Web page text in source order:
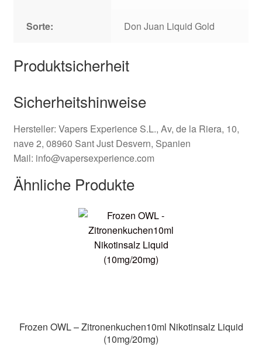
Sorte: Don Juan Liquid Gold
Produktsicherheit
Sicherheitshinweise
Hersteller: Vapers Experience S.L., Av, de la Riera, 10,
nave 2, 08960 Sant Just Desvern, Spanien
Mail: info@vapersexperience.com
Ähnliche Produkte
Frozen OWL – Zitronenkuchen10ml Nikotinsalz Liquid
(10mg/20mg)